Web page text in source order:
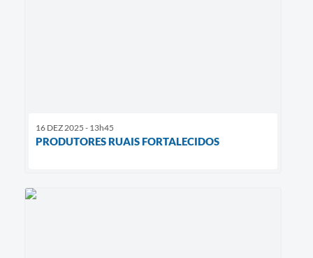
16 DEZ 2025 - 13h45
PRODUTORES RUAIS FORTALECIDOS